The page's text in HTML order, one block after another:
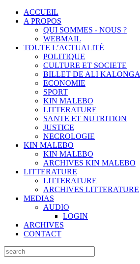
ACCUEIL
A PROPOS
QUI SOMMES - NOUS ?
WEBMAIL
TOUTE L’ACTUALITÉ
POLITIQUE
CULTURE ET SOCIETE
BILLET DE ALI KALONGA
ECONOMIE
SPORT
KIN MALEBO
LITTERATURE
SANTE ET NUTRITION
JUSTICE
NECROLOGIE
KIN MALEBO
KIN MALEBO
ARCHIVES KIN MALEBO
LITTERATURE
LITTERATURE
ARCHIVES LITTERATURE
MEDIAS
AUDIO
LOGIN
ARCHIVES
CONTACT